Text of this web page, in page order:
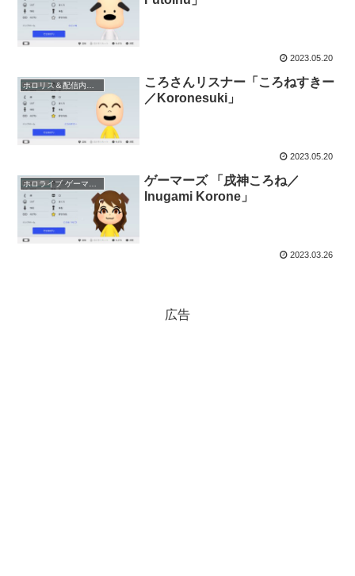
2023.05.20
ホロリス＆配信内キャラ 等
ころさんリスナー「ころねすきー
／Koronesuki」
2023.05.20
ゲーマーズ 「戌神ころね／
Inugami Korone」
2023.03.26
広告